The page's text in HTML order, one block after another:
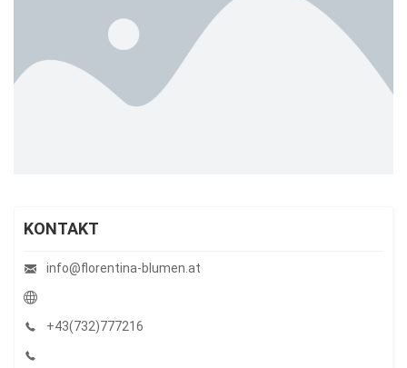
KONTAKT
info@florentina-blumen.at
+43(732)777216